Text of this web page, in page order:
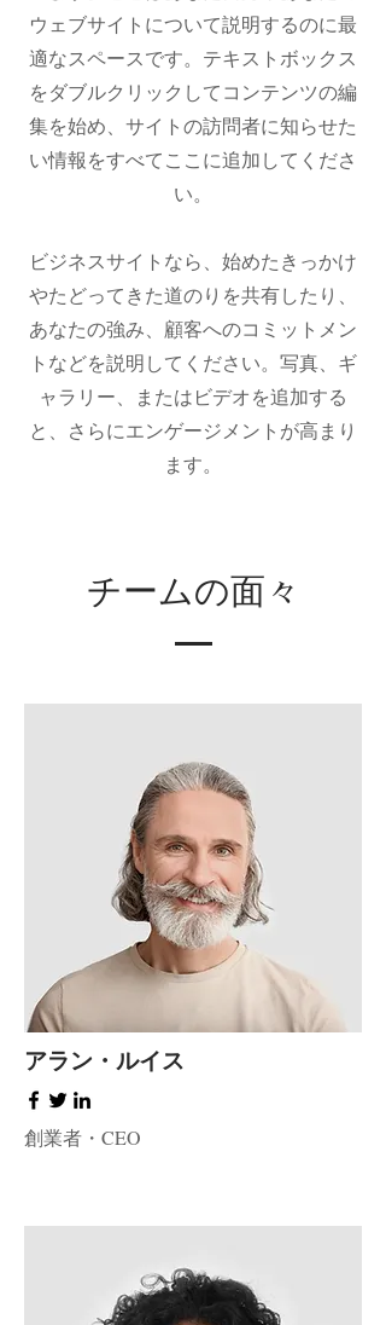
ウェブサイトについて説明するのに最
適なスペースです。テキストボックス
をダブルクリックしてコンテンツの編
集を始め、サイトの訪問者に知らせた
い情報をすべてここに追加してくださ
い。
ビジネスサイトなら、始めたきっかけ
やたどってきた道のりを共有したり、
あなたの強み、顧客へのコミットメン
トなどを説明してください。写真、ギ
ャラリー、またはビデオを追加する
と、さらにエンゲージメントが高まり
ます。
チームの面々
アラン・ルイス
創業者・CEO